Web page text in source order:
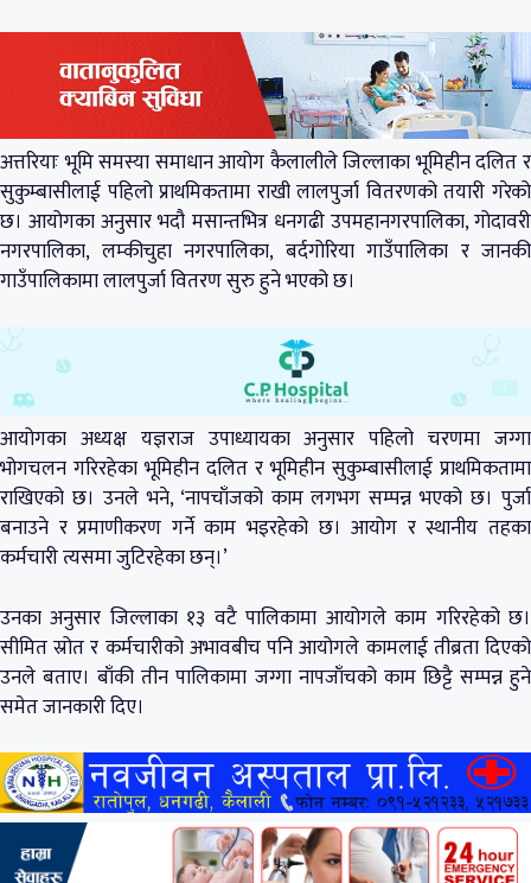
अत्तरियाः भूमि समस्या समाधान आयोग कैलालीले जिल्लाका भूमिहीन दलित र
सुकुम्बासीलाई पहिलो प्राथमिकतामा राखी लालपुर्जा वितरणको तयारी गरेको
छ। आयोगका अनुसार भदौ मसान्तभित्र धनगढी उपमहानगरपालिका, गोदावरी
नगरपालिका, लम्कीचुहा नगरपालिका, बर्दगोरिया गाउँपालिका र जानकी
गाउँपालिकामा लालपुर्जा वितरण सुरु हुने भएको छ।
आयोगका अध्यक्ष यज्ञराज उपाध्यायका अनुसार पहिलो चरणमा जग्गा
भोगचलन गरिरहेका भूमिहीन दलित र भूमिहीन सुकुम्बासीलाई प्राथमिकतामा
राखिएको छ। उनले भने, ‘नापचाँजको काम लगभग सम्पन्न भएको छ। पुर्जा
बनाउने र प्रमाणीकरण गर्ने काम भइरहेको छ। आयोग र स्थानीय तहका
कर्मचारी त्यसमा जुटिरहेका छन्।’
उनका अनुसार जिल्लाका १३ वटै पालिकामा आयोगले काम गरिरहेको छ।
सीमित स्रोत र कर्मचारीको अभावबीच पनि आयोगले कामलाई तीब्रता दिएको
उनले बताए। बाँकी तीन पालिकामा जग्गा नापजाँचको काम छिट्टै सम्पन्न हुने
समेत जानकारी दिए।